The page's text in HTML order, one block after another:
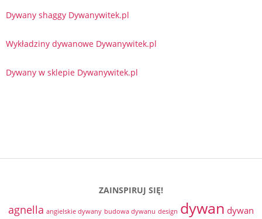
Dywany shaggy Dywanywitek.pl
Wykładziny dywanowe Dywanywitek.pl
Dywany w sklepie Dywanywitek.pl
ZAINSPIRUJ SIĘ!
agnella angielskie dywany budowa dywanu design dywan dywan